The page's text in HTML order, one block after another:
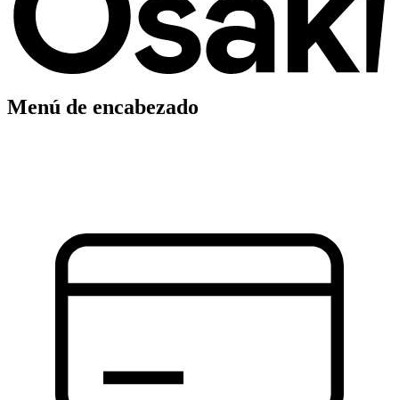
Menú de encabezado